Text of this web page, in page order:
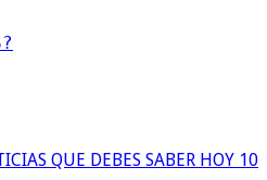
QUE DEBES SABER HOY 10